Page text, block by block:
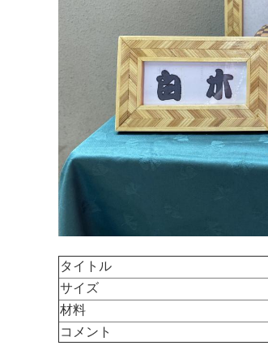
タイトル
サイズ
材料
コメント